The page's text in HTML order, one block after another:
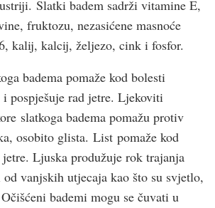
Slatki badem sadrži vitamine E,
fruktozu, nezasićene masnoće
kalij, kalcij, željezo, cink i fosfor.
badema pomaže kod bolesti
pospješuje rad jetre. Ljekoviti
slatkoga badema pomažu protiv
osobito glista. List pomaže kod
Ljuska produžuje rok trajanja
vanjskih utjecaja kao što su svjetlo,
bademi mogu se čuvati u